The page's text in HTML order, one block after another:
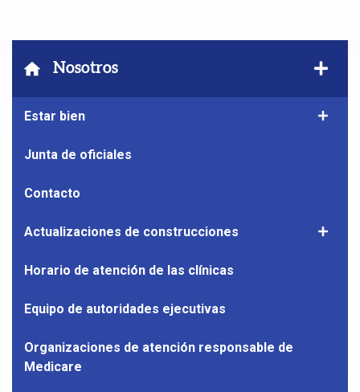
Nosotros
de
Estar bien
Junta de oficiales
Contacto
Actualizaciones de construcciones
Horario de atención de las clínicas
Equipo de autoridades ejecutivas
Organizaciones de atención responsable de
Medicare